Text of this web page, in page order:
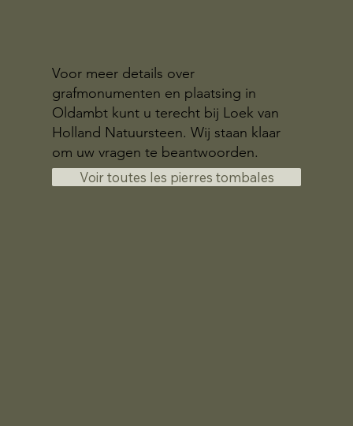
Voor meer details over
grafmonumenten en plaatsing in
Oldambt kunt u terecht bij Loek van
Holland Natuursteen. Wij staan klaar
om uw vragen te beantwoorden.
Voir toutes les pierres tombales